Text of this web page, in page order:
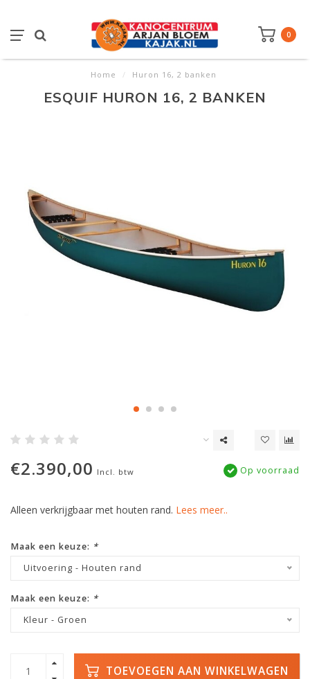
0
Home / Huron 16, 2 banken
ESQUIF HURON 16, 2 BANKEN
€2.390,00 Incl. btw Op voorraad
Alleen verkrijgbaar met houten rand. Lees meer..
Maak een keuze: *
Uitvoering - Houten rand
Maak een keuze: *
Kleur - Groen
TOEVOEGEN AAN WINKELWAGEN